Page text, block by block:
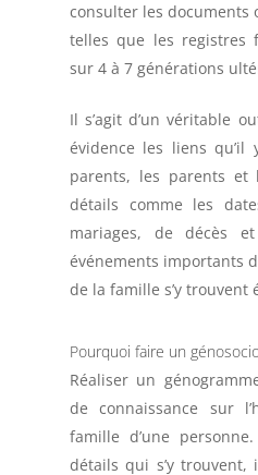
consulter les documents
telles que les registres
sur 4 à 7 générations
Il s’agit d’un véritable
évidence les liens qu’il
parents, les parents et
détails comme les
mariages, de décès
événements importants
de la famille s’y trouvent
Pourquoi faire un
Réaliser un
de connaissance sur
famille d’une
détails qui s’y